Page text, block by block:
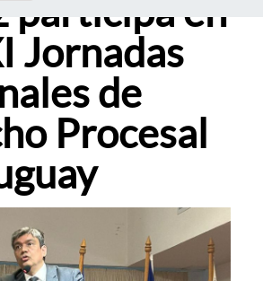
Continua
y Alumni
participa en
Jornadas
de
Procesal